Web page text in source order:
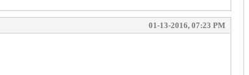
01-13-2016, 07:23 PM